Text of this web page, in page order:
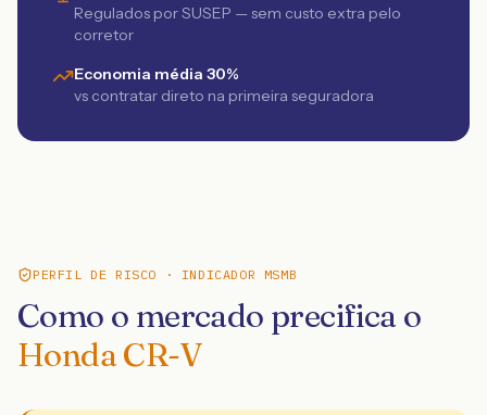
Regulados por SUSEP — sem custo extra pelo
corretor
Economia média 30%
vs contratar direto na primeira seguradora
PERFIL DE RISCO · INDICADOR MSMB
Como o mercado precifica o
Honda CR-V